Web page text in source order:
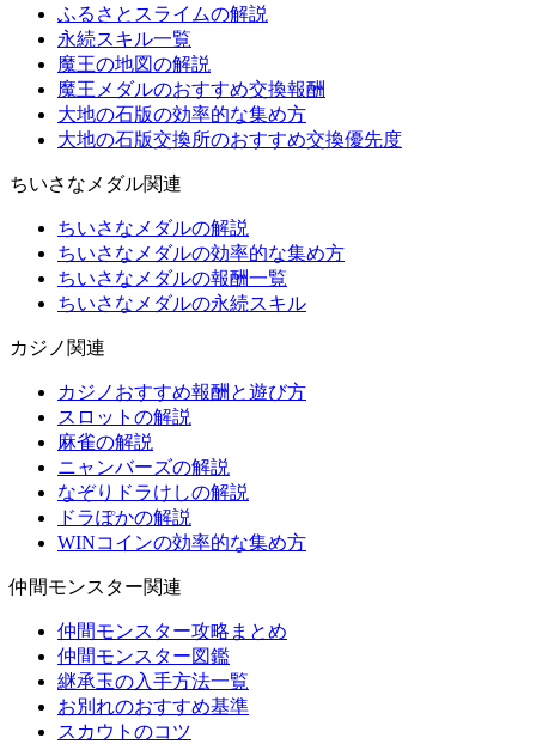
ふるさとスライムの解説
永続スキル一覧
魔王の地図の解説
魔王メダルのおすすめ交換報酬
大地の石版の効率的な集め方
大地の石版交換所のおすすめ交換優先度
ちいさなメダル関連
ちいさなメダルの解説
ちいさなメダルの効率的な集め方
ちいさなメダルの報酬一覧
ちいさなメダルの永続スキル
カジノ関連
カジノおすすめ報酬と遊び方
スロットの解説
麻雀の解説
ニャンバーズの解説
なぞりドラけしの解説
ドラぽかの解説
WINコインの効率的な集め方
仲間モンスター関連
仲間モンスター攻略まとめ
仲間モンスター図鑑
継承玉の入手方法一覧
お別れのおすすめ基準
スカウトのコツ